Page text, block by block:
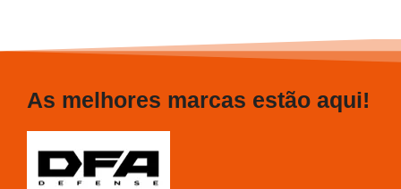
As melhores marcas estão aqui!